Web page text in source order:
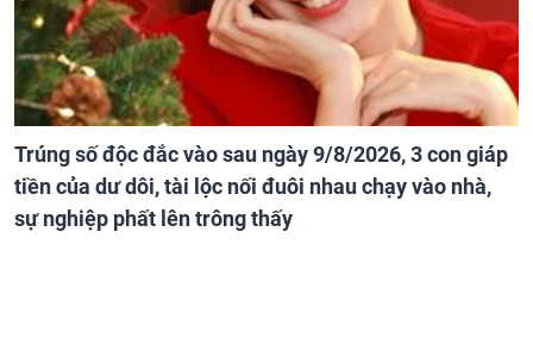
Trúng số độc đắc vào sau ngày 9/8/2026, 3 con giáp
tiền của dư dôi, tài lộc nối đuôi nhau chạy vào nhà,
sự nghiệp phất lên trông thấy